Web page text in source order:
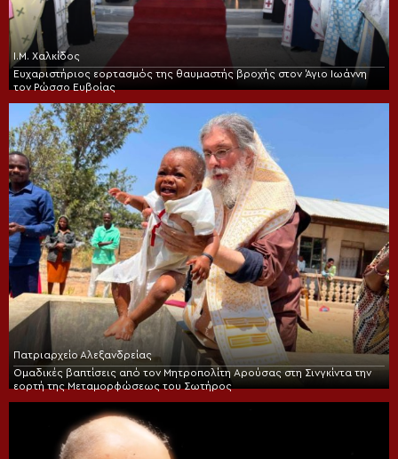
Ι.Μ. Χαλκίδος
Ευχαριστήριος εορτασμός της θαυμαστής βροχής στον Άγιο Ιωάννη
τον Ρώσσο Ευβοίας
Πατριαρχείο Αλεξανδρείας
Ομαδικές βαπτίσεις από τον Μητροπολίτη Αρούσας στη Σινγκίντα την
εορτή της Μεταμορφώσεως του Σωτήρος